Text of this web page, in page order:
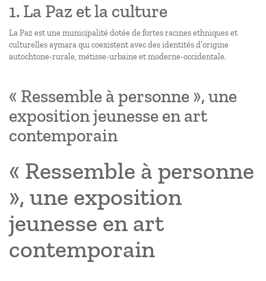
1. La Paz et la culture
La Paz est une municipalité dotée de fortes racines ethniques et
culturelles aymara qui coexistent avec des identités d’origine
autochtone-rurale, métisse-urbaine et moderne-occidentale.
« Ressemble à personne », une
exposition jeunesse en art
contemporain
« Ressemble à personne
», une exposition
jeunesse en art
contemporain